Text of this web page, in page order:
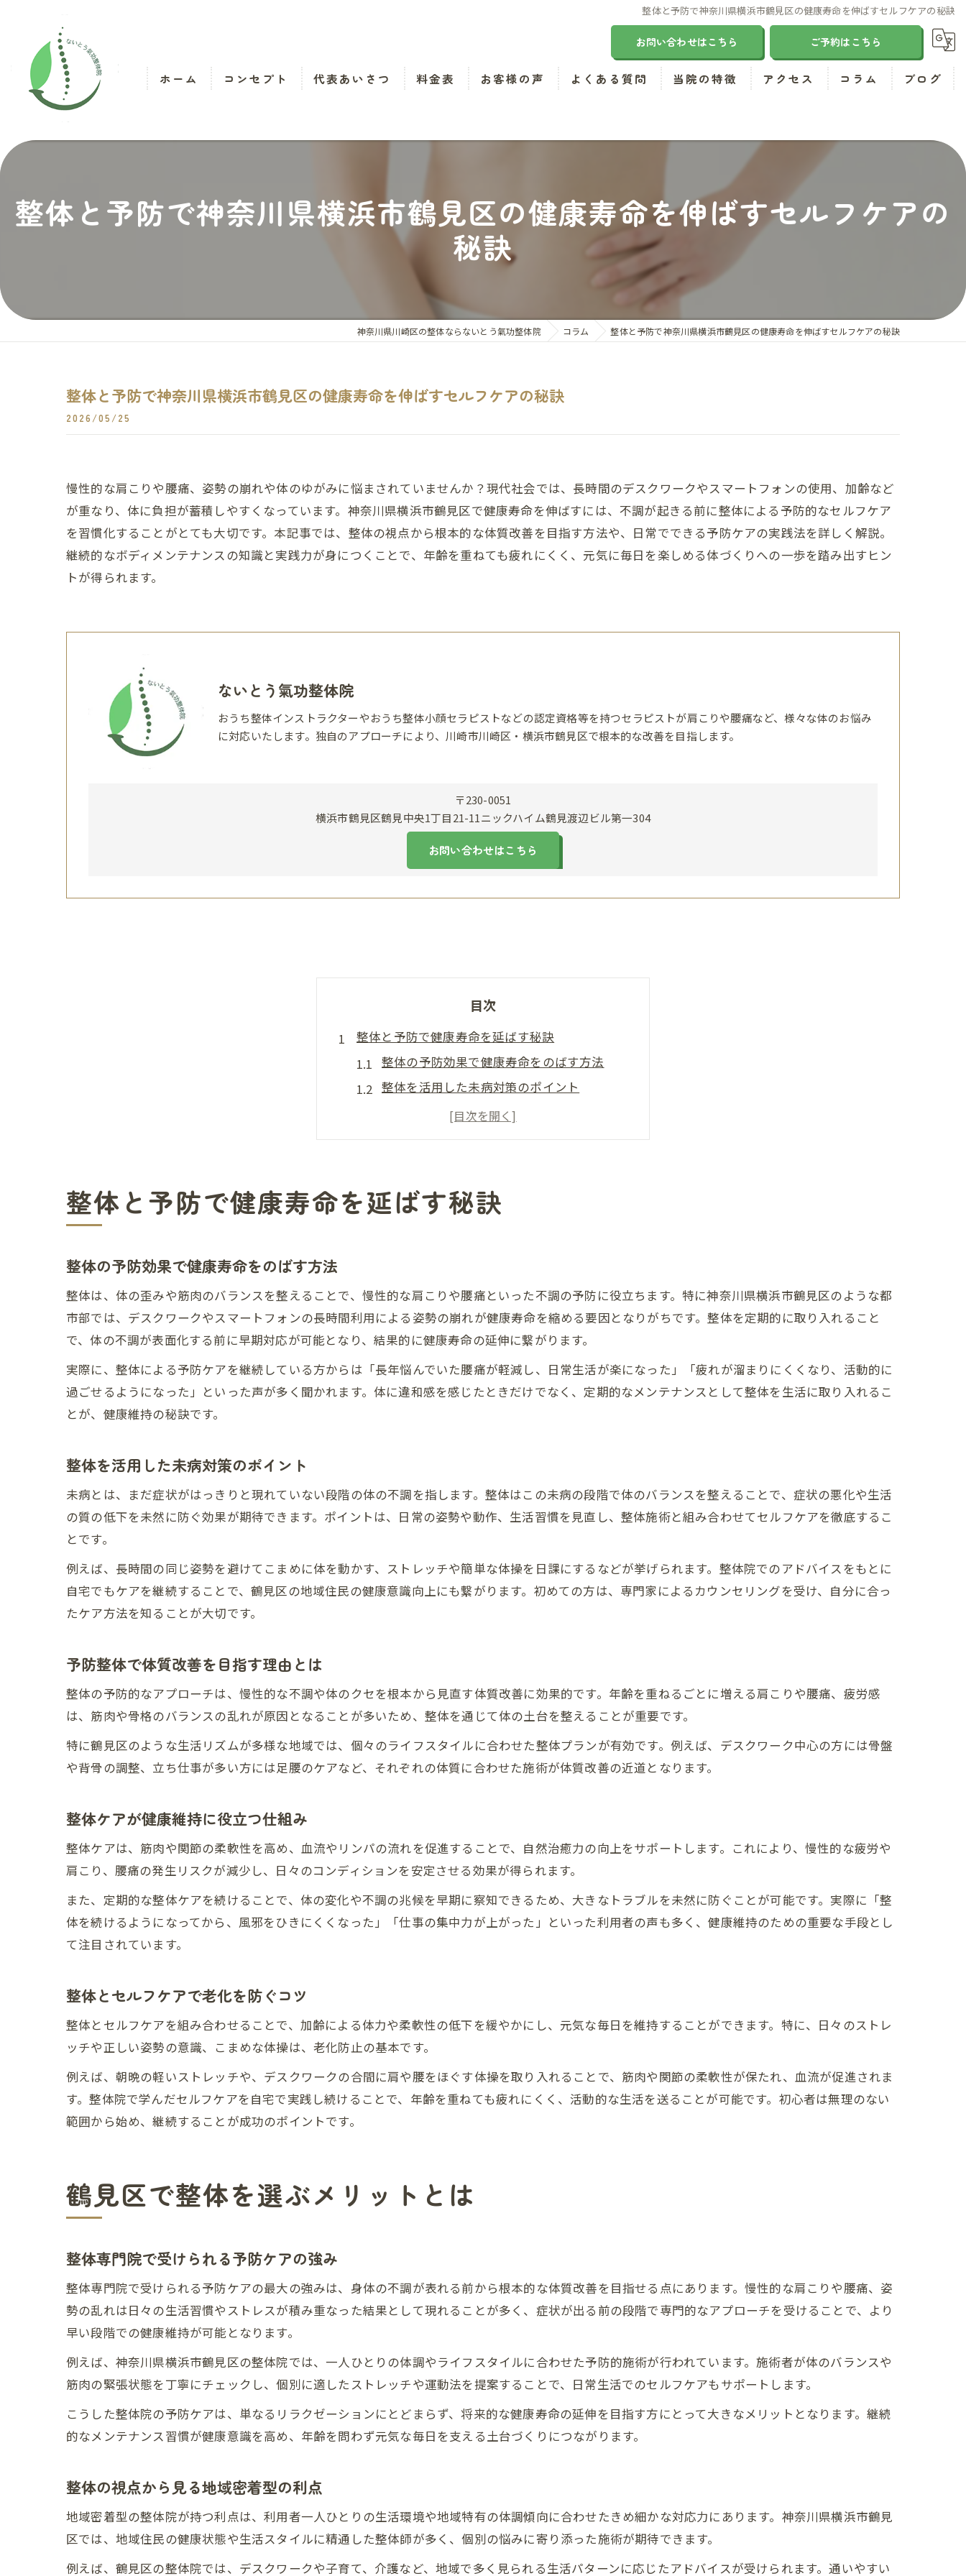
整体と予防で神奈川県横浜市鶴見区の健康寿命を伸ばすセルフケアの秘訣
お問い合わせはこちら ご予約はこちら
ホーム コンセプト 代表あいさつ 料金表 お客様の声 よくある質問 当院の特徴
ダイエット
アクセス コラム ブログ
整体と予防で神奈川県横浜市鶴見区の健康寿命を伸ばすセルフケアの
秘訣
神奈川県川崎区の整体ならないとう氣功整体院 コラム 整体と予防で神奈川県横浜市鶴見区の健康寿命を伸ばすセルフケアの秘訣
整体と予防で神奈川県横浜市鶴見区の健康寿命を伸ばすセルフケアの秘訣
2026/05/25
慢性的な肩こりや腰痛、姿勢の崩れや体のゆがみに悩まされていませんか？現代社会では、長時間のデスクワークやスマートフォンの使用、加齢など
が重なり、体に負担が蓄積しやすくなっています。神奈川県横浜市鶴見区で健康寿命を伸ばすには、不調が起きる前に整体による予防的なセルフケア
を習慣化することがとても大切です。本記事では、整体の視点から根本的な体質改善を目指す方法や、日常でできる予防ケアの実践法を詳しく解説。
継続的なボディメンテナンスの知識と実践力が身につくことで、年齢を重ねても疲れにくく、元気に毎日を楽しめる体づくりへの一歩を踏み出すヒン
トが得られます。
ないとう氣功整体院
おうち整体インストラクターやおうち整体小顔セラピストなどの認定資格等を持つセラピストが肩こりや腰痛など、様々な体のお悩み
に対応いたします。独自のアプローチにより、川崎市川崎区・横浜市鶴見区で根本的な改善を目指します。
〒230-0051
横浜市鶴見区鶴見中央1丁目21-11ニックハイム鶴見渡辺ビル第一304
お問い合わせはこちら
目次
整体と予防で健康寿命を延ばす秘訣
整体の予防効果で健康寿命をのばす方法
整体を活用した未病対策のポイント
予防整体で体質改善を目指す理由とは
整体ケアが健康維持に役立つ仕組み
鶴見区で整体を選ぶメリットとは
整体専門院で受けられる予防ケアの強み
整体院選びで押さえるべき予防サポート
整体が地域の健康習慣を支える理由
慢性的な不調の原因に整体で迫る
整体で分かる慢性不調の根本的な原因
整体が導く肩こり腰痛の予防対策法
日常生活から始める予防整体の実践法
整体の知識でできる日常的な予防ケア
整体発想の簡単ストレッチ実践方法
整体と予防のための正しい姿勢習慣
整体を活かした年齢別予防ケアの方法
整体の予防効果で元気な体を維持
整体で年齢に応じた体力向上を目指す
整体ケアで老化を遅らせる生活習慣
整体指導で身につく毎日の予防習慣
整体視点から考える続けやすいケア法
整体の知恵が光るセルフメンテナンス術
整体を活用した習慣化のコツと効果
整体と予防で健康寿命を延ばす秘訣
整体の予防効果で健康寿命をのばす方法
整体は、体の歪みや筋肉のバランスを整えることで、慢性的な肩こりや腰痛といった不調の予防に役立ちます。特に神奈川県横浜市鶴見区のような都
市部では、デスクワークやスマートフォンの長時間利用による姿勢の崩れが健康寿命を縮める要因となりがちです。整体を定期的に取り入れること
で、体の不調が表面化する前に早期対応が可能となり、結果的に健康寿命の延伸に繋がります。
実際に、整体による予防ケアを継続している方からは「長年悩んでいた腰痛が軽減し、日常生活が楽になった」「疲れが溜まりにくくなり、活動的に
過ごせるようになった」といった声が多く聞かれます。体に違和感を感じたときだけでなく、定期的なメンテナンスとして整体を生活に取り入れるこ
とが、健康維持の秘訣です。
整体を活用した未病対策のポイント
未病とは、まだ症状がはっきりと現れていない段階の体の不調を指します。整体はこの未病の段階で体のバランスを整えることで、症状の悪化や生活
の質の低下を未然に防ぐ効果が期待できます。ポイントは、日常の姿勢や動作、生活習慣を見直し、整体施術と組み合わせてセルフケアを徹底するこ
とです。
例えば、長時間の同じ姿勢を避けてこまめに体を動かす、ストレッチや簡単な体操を日課にするなどが挙げられます。整体院でのアドバイスをもとに
自宅でもケアを継続することで、鶴見区の地域住民の健康意識向上にも繋がります。初めての方は、専門家によるカウンセリングを受け、自分に合っ
たケア方法を知ることが大切です。
予防整体で体質改善を目指す理由とは
整体の予防的なアプローチは、慢性的な不調や体のクセを根本から見直す体質改善に効果的です。年齢を重ねるごとに増える肩こりや腰痛、疲労感
は、筋肉や骨格のバランスの乱れが原因となることが多いため、整体を通じて体の土台を整えることが重要です。
特に鶴見区のような生活リズムが多様な地域では、個々のライフスタイルに合わせた整体プランが有効です。例えば、デスクワーク中心の方には骨盤
や背骨の調整、立ち仕事が多い方には足腰のケアなど、それぞれの体質に合わせた施術が体質改善の近道となります。
整体ケアが健康維持に役立つ仕組み
整体ケアは、筋肉や関節の柔軟性を高め、血流やリンパの流れを促進することで、自然治癒力の向上をサポートします。これにより、慢性的な疲労や
肩こり、腰痛の発生リスクが減少し、日々のコンディションを安定させる効果が得られます。
また、定期的な整体ケアを続けることで、体の変化や不調の兆候を早期に察知できるため、大きなトラブルを未然に防ぐことが可能です。実際に「整
体を続けるようになってから、風邪をひきにくくなった」「仕事の集中力が上がった」といった利用者の声も多く、健康維持のための重要な手段とし
て注目されています。
整体とセルフケアで老化を防ぐコツ
整体とセルフケアを組み合わせることで、加齢による体力や柔軟性の低下を緩やかにし、元気な毎日を維持することができます。特に、日々のストレ
ッチや正しい姿勢の意識、こまめな体操は、老化防止の基本です。
例えば、朝晩の軽いストレッチや、デスクワークの合間に肩や腰をほぐす体操を取り入れることで、筋肉や関節の柔軟性が保たれ、血流が促進されま
す。整体院で学んだセルフケアを自宅で実践し続けることで、年齢を重ねても疲れにくく、活動的な生活を送ることが可能です。初心者は無理のない
範囲から始め、継続することが成功のポイントです。
鶴見区で整体を選ぶメリットとは
整体専門院で受けられる予防ケアの強み
整体専門院で受けられる予防ケアの最大の強みは、身体の不調が表れる前から根本的な体質改善を目指せる点にあります。慢性的な肩こりや腰痛、姿
勢の乱れは日々の生活習慣やストレスが積み重なった結果として現れることが多く、症状が出る前の段階で専門的なアプローチを受けることで、より
早い段階での健康維持が可能となります。
例えば、神奈川県横浜市鶴見区の整体院では、一人ひとりの体調やライフスタイルに合わせた予防的施術が行われています。施術者が体のバランスや
筋肉の緊張状態を丁寧にチェックし、個別に適したストレッチや運動法を提案することで、日常生活でのセルフケアもサポートします。
こうした整体院の予防ケアは、単なるリラクゼーションにとどまらず、将来的な健康寿命の延伸を目指す方にとって大きなメリットとなります。継続
的なメンテナンス習慣が健康意識を高め、年齢を問わず元気な毎日を支える土台づくりにつながります。
整体の視点から見る地域密着型の利点
地域密着型の整体院が持つ利点は、利用者一人ひとりの生活環境や地域特有の体調傾向に合わせたきめ細かな対応力にあります。神奈川県横浜市鶴見
区では、地域住民の健康状態や生活スタイルに精通した整体師が多く、個別の悩みに寄り添った施術が期待できます。
例えば、鶴見区の整体院では、デスクワークや子育て、介護など、地域で多く見られる生活パターンに応じたアドバイスが受けられます。通いやすい